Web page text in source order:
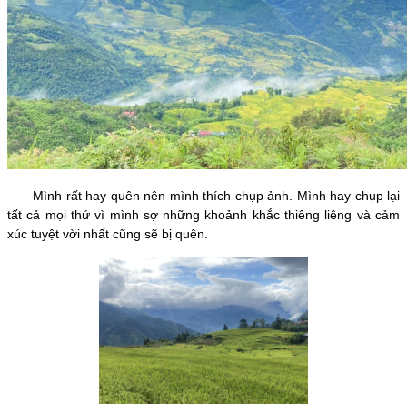
Mình rất hay quên nên mình thích chụp ảnh. Mình hay chụp lại
tất cả mọi thứ vì mình sợ những khoảnh khắc thiêng liêng và cảm
xúc tuyệt vời nhất cũng sẽ bị quên.